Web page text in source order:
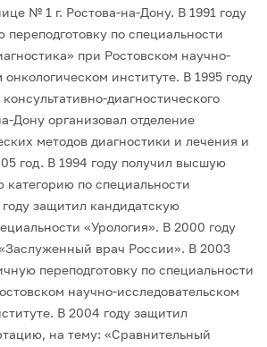
№ 1 г. Ростова-на-Дону. В 1991 году
по специальности
при Ростовском научно-
онкологическом институте. В 1995 году
диагностического
Дону организовал отделение
методов диагностики и лечения и
год. В 1994 году получил высшую
по специальности
году защитил кандидатскую
«Урология». В 2000 году
врач России». В 2003
переподготовку по специальности
научно-исследовательском
В 2004 году защитил
на тему: «Сравнительный